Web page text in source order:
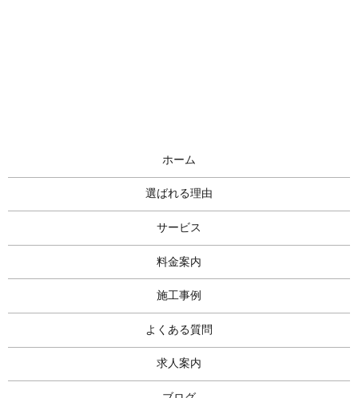
ホーム
選ばれる理由
サービス
料金案内
施工事例
よくある質問
求人案内